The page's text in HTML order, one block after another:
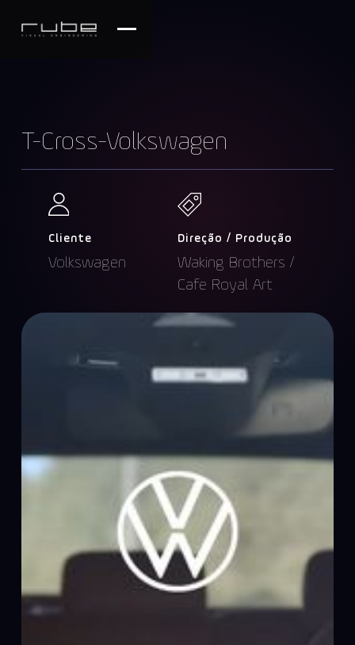
T-Cross-Volkswagen
Cliente
Volkswagen
Direção / Produção
Waking Brothers /
Cafe Royal Art